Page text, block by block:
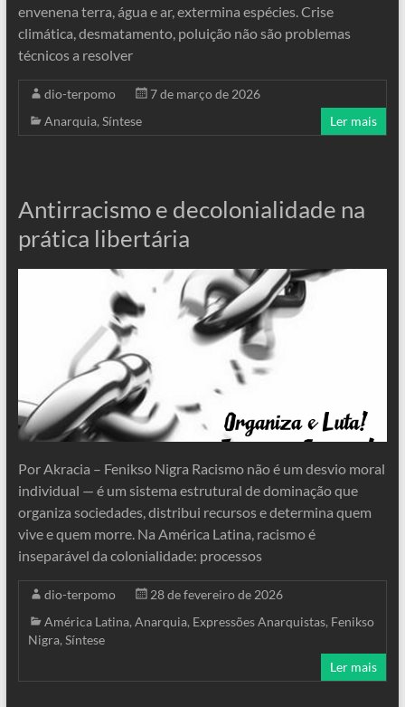
envenena terra, água e ar, extermina espécies. Crise
climática, desmatamento, poluição não são problemas
técnicos a resolver
dio-terpomo
7 de março de 2026
Anarquia, Síntese Ler mais
Antirracismo e decolonialidade na
prática libertária
Por Akracia – Fenikso Nigra Racismo não é um desvio moral
individual — é um sistema estrutural de dominação que
organiza sociedades, distribui recursos e determina quem
vive e quem morre. Na América Latina, racismo é
inseparável da colonialidade: processos
dio-terpomo
28 de fevereiro de 2026
América Latina, Anarquia, Expressões Anarquistas, Fenikso
Nigra, Síntese
Ler mais